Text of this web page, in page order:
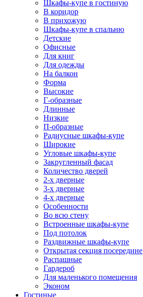
Шкафы-купе в гостиную
В коридор
В прихожую
Шкафы-купе в спальню
Детские
Офисные
Для книг
Для одежды
На балкон
Форма
Высокие
Г-образные
Длинные
Низкие
П-образные
Радиусные шкафы-купе
Широкие
Угловые шкафы-купе
Закругленный фасад
Количество дверей
2-х дверные
3-х дверные
4-х дверные
Особенности
Во всю стену
Встроенные шкафы-купе
Под потолок
Раздвижные шкафы-купе
Открытая секция посередине
Распашные
Гардероб
Для маленького помещения
Эконом
Гостиные